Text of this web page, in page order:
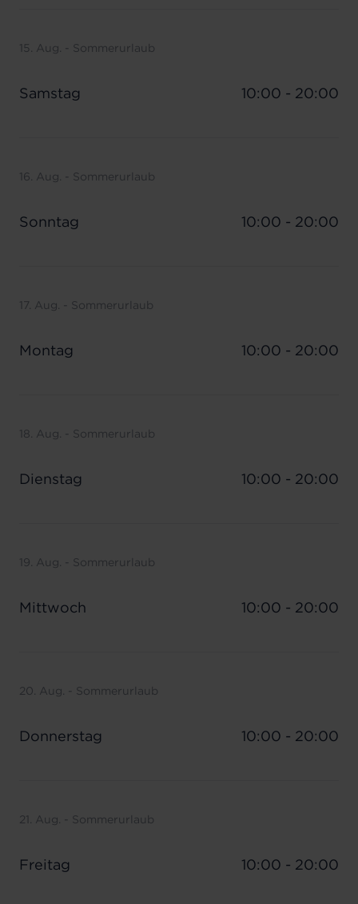
15. Aug. - Sommerurlaub
Samstag 10:00 - 20:00
16. Aug. - Sommerurlaub
Sonntag 10:00 - 20:00
17. Aug. - Sommerurlaub
Montag 10:00 - 20:00
18. Aug. - Sommerurlaub
Dienstag 10:00 - 20:00
19. Aug. - Sommerurlaub
Mittwoch 10:00 - 20:00
20. Aug. - Sommerurlaub
Donnerstag 10:00 - 20:00
21. Aug. - Sommerurlaub
Freitag 10:00 - 20:00